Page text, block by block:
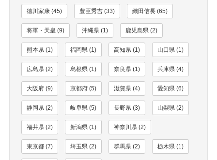
徳川家康 (45) 豊臣秀吉 (33) 織田信長 (65)
将軍・天皇 (9) 沖縄県 (1) 鹿児島県 (2)
熊本県 (1) 福岡県 (1) 高知県 (1) 山口県 (1)
広島県 (2) 島根県 (1) 奈良県 (1) 兵庫県 (4)
大阪府 (9) 京都府 (5) 滋賀県 (4) 愛知県 (6)
静岡県 (2) 岐阜県 (5) 長野県 (3) 山梨県 (2)
福井県 (2) 新潟県 (1) 神奈川県 (2)
東京都 (7) 埼玉県 (2) 群馬県 (2) 栃木県 (1)